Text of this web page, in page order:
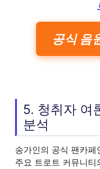
공식 음
5. 청취자 여
분석
송가인의 공식 팬카페
주요 트로트 커뮤니티